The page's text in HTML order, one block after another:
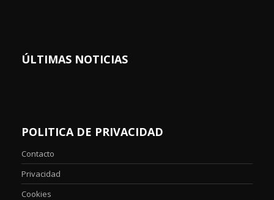
ÚLTIMAS NOTICIAS
POLITICA DE PRIVACIDAD
Contacto
Privacidad
Cookies